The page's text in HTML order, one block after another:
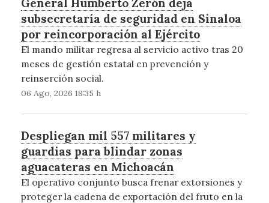
General Humberto Zerón deja
subsecretaría de seguridad en Sinaloa
por reincorporación al Ejército
El mando militar regresa al servicio activo tras 20
meses de gestión estatal en prevención y
reinserción social.
06 Ago, 2026 18:35 h
Despliegan mil 557 militares y
guardias para blindar zonas
aguacateras en Michoacán
El operativo conjunto busca frenar extorsiones y
proteger la cadena de exportación del fruto en la